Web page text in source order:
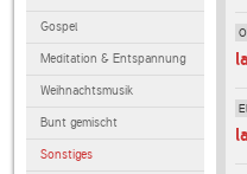
Gospel
Meditation & Entspannung
Weihnachtsmusik
Bunt gemischt
Sonstiges